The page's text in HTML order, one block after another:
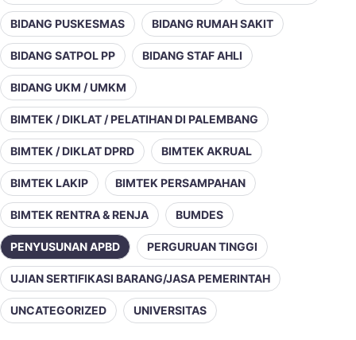
BIDANG PUSKESMAS BIDANG RUMAH SAKIT
BIDANG SATPOL PP BIDANG STAF AHLI
BIDANG UKM / UMKM
BIMTEK / DIKLAT / PELATIHAN DI PALEMBANG
BIMTEK / DIKLAT DPRD BIMTEK AKRUAL
BIMTEK LAKIP BIMTEK PERSAMPAHAN
BIMTEK RENTRA & RENJA BUMDES
PENYUSUNAN APBD PERGURUAN TINGGI
UJIAN SERTIFIKASI BARANG/JASA PEMERINTAH
UNCATEGORIZED UNIVERSITAS